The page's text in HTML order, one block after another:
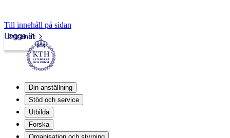
Till innehåll på sidan
Intranät
Logga in
Din anställning
Stöd och service
Utbilda
Forska